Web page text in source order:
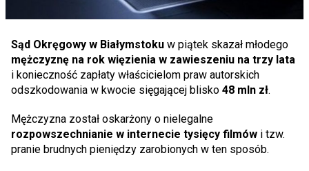
Sąd Okręgowy w Białymstoku w piątek skazał młodego
mężczyznę na rok więzienia w zawieszeniu na trzy lata
i konieczność zapłaty właścicielom praw autorskich
odszkodowania w kwocie sięgającej blisko 48 mln zł.
Mężczyzna został oskarżony o nielegalne
rozpowszechnianie w internecie tysięcy filmów i tzw.
pranie brudnych pieniędzy zarobionych w ten sposób.